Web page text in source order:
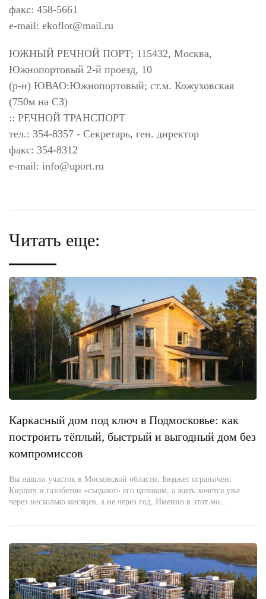
факс: 458-5661
e-mail: ekoflot@mail.ru
ЮЖНЫЙ РЕЧНОЙ ПОРТ; 115432, Москва,
Южнопортовый 2-й проезд, 10
(р-н) ЮВАО:Южнопортовый; ст.м. Кожуховская
(750м на СЗ)
:: РЕЧНОЙ ТРАНСПОРТ
тел.: 354-8357 - Секретарь, ген. директор
факс: 354-8312
e-mail: info@uport.ru
Читать еще:
Каркасный дом под ключ в Подмосковье: как
построить тёплый, быстрый и выгодный дом без
компромиссов
Вы нашли участок в Московской области. Бюджет ограничен.
Кирпич и газобетон «съедают» его целиком, а жить хочется уже
через несколько месяцев, а не через год. Именно в этот мо...